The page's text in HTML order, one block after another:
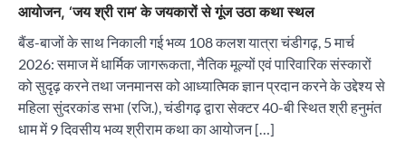
आयोजन, ‘जय श्री राम’ के जयकारों से गूंज उठा कथा स्थल
बैंड-बाजों के साथ निकाली गई भव्य 108 कलश यात्रा चंडीगढ़, 5 मार्च
2026: समाज में धार्मिक जागरूकता, नैतिक मूल्यों एवं पारिवारिक संस्कारों
को सुदृढ़ करने तथा जनमानस को आध्यात्मिक ज्ञान प्रदान करने के उद्देश्य से
महिला सुंदरकांड सभा (रजि.), चंडीगढ़ द्वारा सेक्टर 40-बी स्थित श्री हनुमंत
धाम में 9 दिवसीय भव्य श्रीराम कथा का आयोजन […]
4
₹227 करोड़ का ‘टेबल एजेंडा घोटाला’ भाजपा के
भ्रष्टाचार, तानाशाही और लोकतंत्र की हत्या का सबसे बड़ा
सबूत : एच.एस. लक्की
City uday August 6, 2026
इंडियन नेशनल थियेटर द्वारा 9 अगस्त को होगा ‘वर्षा ऋतु
संगीत संध्या 2026’ का आयोजन